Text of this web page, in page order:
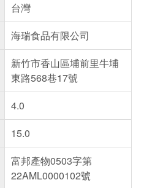
台灣
海瑞食品有限公司
新竹市香山區埔前里牛埔
東路568巷17號
4.0
15.0
富邦產物0503字第
22AML0000102號